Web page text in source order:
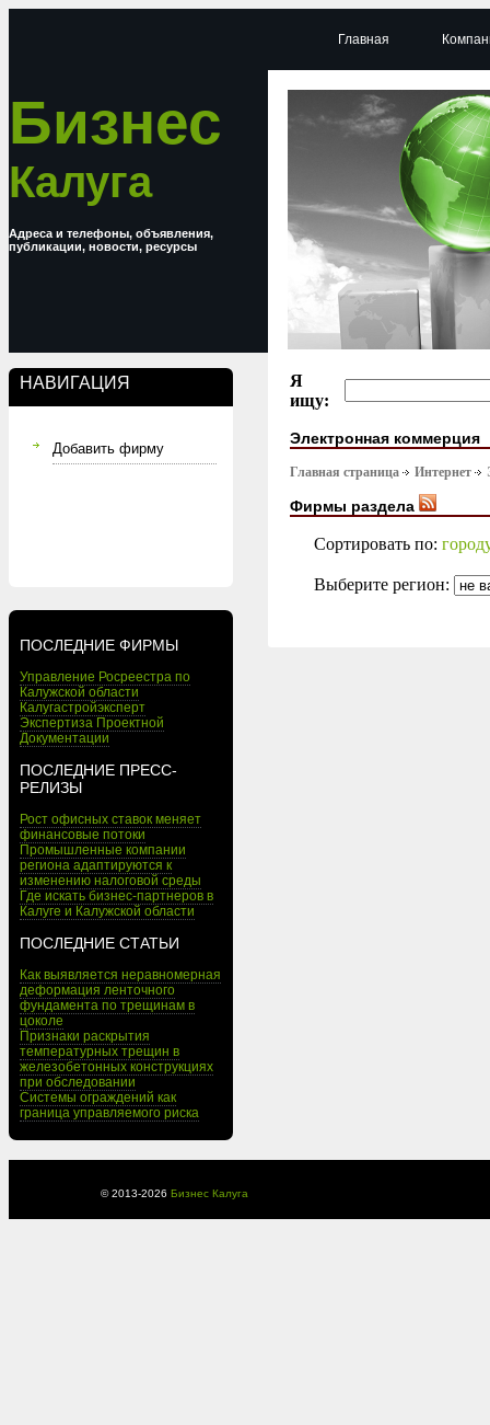
Бизнес
Калуга
Адреса и телефоны, объявления,
публикации, новости, ресурсы
НАВИГАЦИЯ
Добавить фирму
ПОСЛЕДНИЕ ФИРМЫ
Управление Росреестра по
Калужской области
Калугастройэксперт
Экспертиза Проектной
Документации
ПОСЛЕДНИЕ ПРЕСС-
РЕЛИЗЫ
Рост офисных ставок меняет
финансовые потоки
Промышленные компании
региона адаптируются к
изменению налоговой среды
Где искать бизнес-партнеров в
Калуге и Калужской области
ПОСЛЕДНИЕ СТАТЬИ
Как выявляется неравномерная
деформация ленточного
фундамента по трещинам в
цоколе
Признаки раскрытия
температурных трещин в
железобетонных конструкциях
при обследовании
Системы ограждений как
граница управляемого риска
Главная
Я
ищу:
Электронная коммерция
Главная страница Интернет
Фирмы раздела
Сортировать по:
Выберите регион:
© 2013-2026 Бизнес Калуга